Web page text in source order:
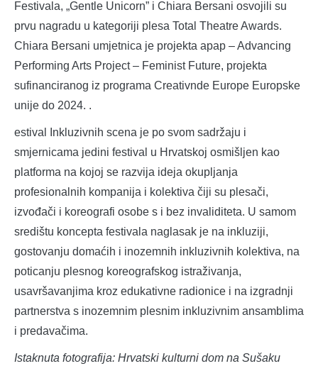
Festivala, „Gentle Unicorn” i Chiara Bersani osvojili su
prvu nagradu u kategoriji plesa Total Theatre Awards.
Chiara Bersani umjetnica je projekta apap – Advancing
Performing Arts Project – Feminist Future, projekta
sufinanciranog iz programa Creativnde Europe Europske
unije do 2024. .
estival Inkluzivnih scena je po svom sadržaju i
smjernicama jedini festival u Hrvatskoj osmišljen kao
platforma na kojoj se razvija ideja okupljanja
profesionalnih kompanija i kolektiva čiji su plesači,
izvođači i koreografi osobe s i bez invaliditeta. U samom
središtu koncepta festivala naglasak je na inkluziji,
gostovanju domaćih i inozemnih inkluzivnih kolektiva, na
poticanju plesnog koreografskog istraživanja,
usavršavanjima kroz edukativne radionice i na izgradnji
partnerstva s inozemnim plesnim inkluzivnim ansamblima
i predavačima.
Istaknuta fotografija: Hrvatski kulturni dom na Sušaku